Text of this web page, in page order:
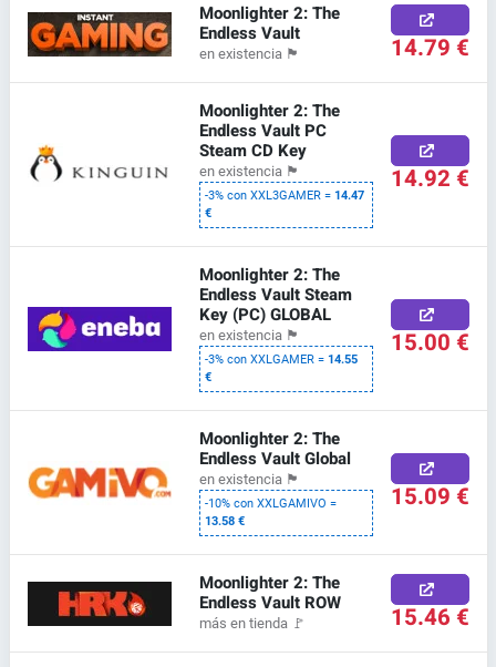
Moonlighter 2: The
Endless Vault
en existencia 🏴 14.79 €
Moonlighter 2: The
Endless Vault PC
Steam CD Key
en existencia 🏴
-3% con XXL3GAMER =14.47
€
14.92 €
Moonlighter 2: The
Endless Vault Steam
Key (PC) GLOBAL
en existencia 🏴
-3% con XXLGAMER =14.55
€
15.00 €
Moonlighter 2: The
Endless Vault Global
en existencia 🏴
-10% con XXLGAMIVO =
13.58 €
15.09 €
Moonlighter 2: The
Endless Vault ROW
más en tienda 🚩 15.46 €